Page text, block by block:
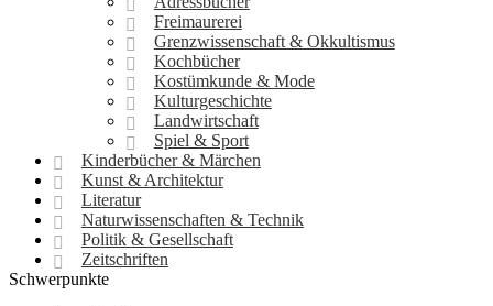
Freimaurerei
Grenzwissenschaft & Okkultismus
Kochbücher
Kostümkunde & Mode
Kulturgeschichte
Landwirtschaft
Spiel & Sport
Kinderbücher & Märchen
Kunst & Architektur
Literatur
Naturwissenschaften & Technik
Politik & Gesellschaft
Zeitschriften
Schwerpunkte